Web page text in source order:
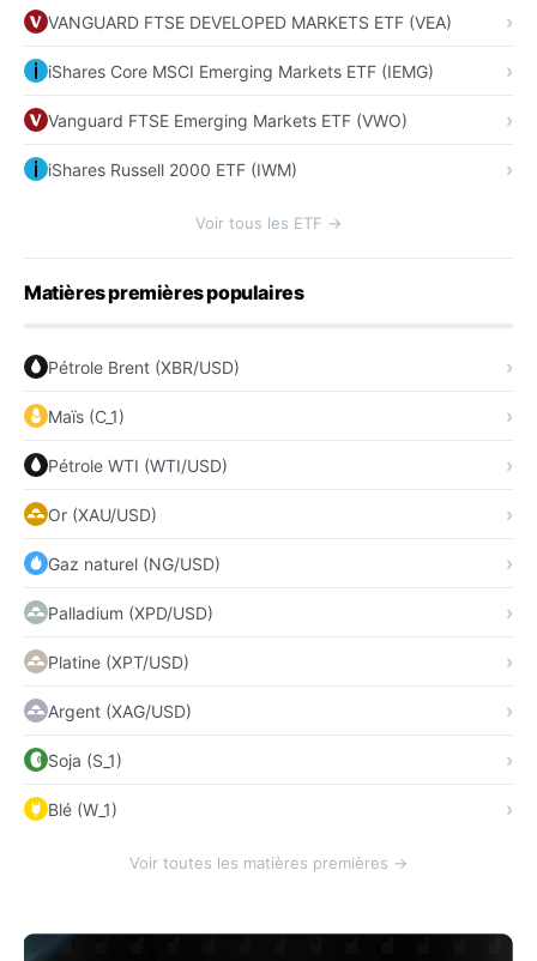
VANGUARD FTSE DEVELOPED MARKETS ETF (VEA)
iShares Core MSCI Emerging Markets ETF (IEMG)
Vanguard FTSE Emerging Markets ETF (VWO)
iShares Russell 2000 ETF (IWM)
Voir tous les ETF →
Matières premières populaires
Pétrole Brent (XBR/USD)
Maïs (C_1)
Pétrole WTI (WTI/USD)
Or (XAU/USD)
Gaz naturel (NG/USD)
Palladium (XPD/USD)
Platine (XPT/USD)
Argent (XAG/USD)
Soja (S_1)
Blé (W_1)
Voir toutes les matières premières →